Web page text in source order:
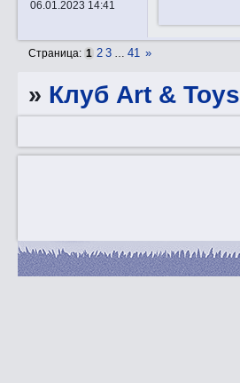
06.01.2023 14:41
Страница: 1 2 3 … 41 »
» Клуб Art & Toys